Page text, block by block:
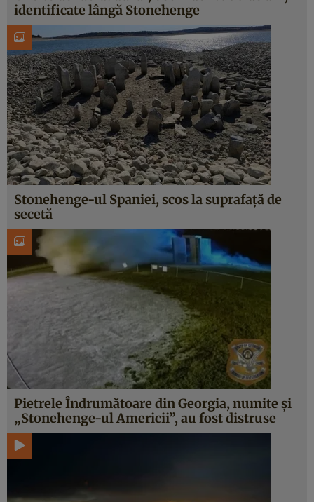
identificate lângă Stonehenge
Stonehenge-ul Spaniei, scos la suprafață de
secetă
Pietrele Îndrumătoare din Georgia, numite și
„Stonehenge-ul Americii”, au fost distruse